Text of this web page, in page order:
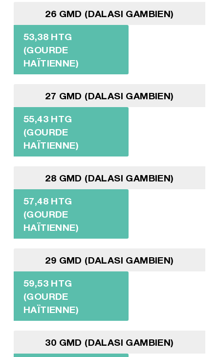
26 GMD (DALASI GAMBIEN)
53,38 HTG
(GOURDE
HAÏTIENNE)
27 GMD (DALASI GAMBIEN)
55,43 HTG
(GOURDE
HAÏTIENNE)
28 GMD (DALASI GAMBIEN)
57,48 HTG
(GOURDE
HAÏTIENNE)
29 GMD (DALASI GAMBIEN)
59,53 HTG
(GOURDE
HAÏTIENNE)
30 GMD (DALASI GAMBIEN)